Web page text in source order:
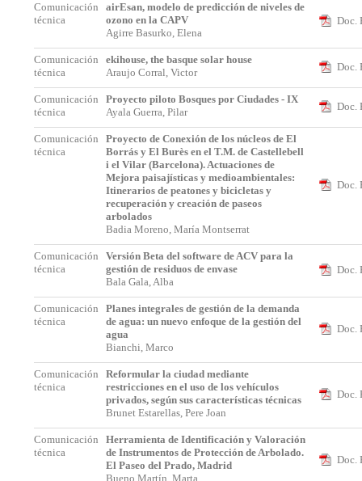
Comunicación
técnica
airEsan, modelo de predicción de niveles de
ozono en la CAPV
Agirre Basurko, Elena
Doc.
Comunicación
técnica
ekihouse, the basque solar house
Araujo Corral, Victor
Doc.
Comunicación
técnica
Proyecto piloto Bosques por Ciudades - IX
Ayala Guerra, Pilar
Doc.
Comunicación
técnica
Proyecto de Conexión de los núcleos de El
Borrás y El Burès en el T.M. de Castellebell
i el Vilar (Barcelona). Actuaciones de
Mejora paisajísticas y medioambientales:
Itinerarios de peatones y bicicletas y
recuperación y creación de paseos
arbolados
Badia Moreno, María Montserrat
Doc.
Comunicación
técnica
Versión Beta del software de ACV para la
gestión de residuos de envase
Bala Gala, Alba
Doc.
Comunicación
técnica
Planes integrales de gestión de la demanda
de agua: un nuevo enfoque de la gestión del
agua
Bianchi, Marco
Doc.
Comunicación
técnica
Reformular la ciudad mediante
restricciones en el uso de los vehículos
privados, según sus características técnicas
Brunet Estarellas, Pere Joan
Doc.
Comunicación
técnica
Herramienta de Identificación y Valoración
de Instrumentos de Protección de Arbolado.
El Paseo del Prado, Madrid
Bueno Martín, Marta
Doc.